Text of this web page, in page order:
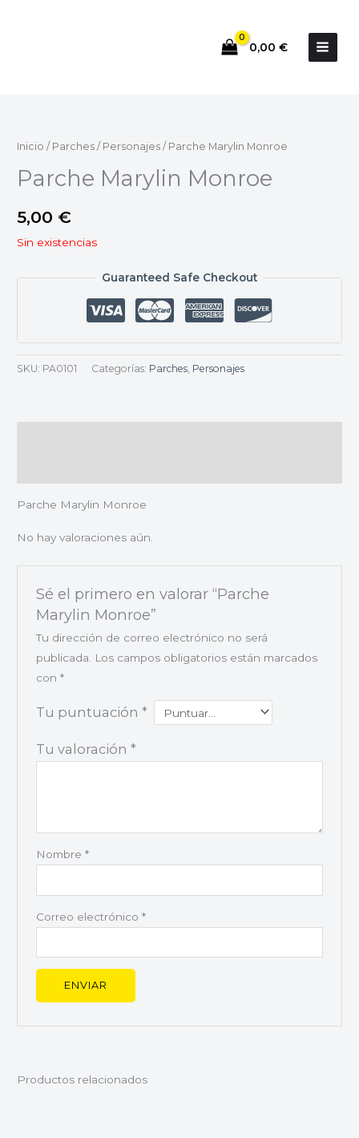
0,00 €
Inicio / Parches / Personajes / Parche Marylin Monroe
Parche Marylin Monroe
5,00 €
Sin existencias
Guaranteed Safe Checkout
SKU: PA0101 Categorías: Parches, Personajes
Parche Marylin Monroe
No hay valoraciones aún.
Sé el primero en valorar “Parche
Marylin Monroe”
Tu dirección de correo electrónico no será
publicada.
Los campos obligatorios están marcados
con *
Tu puntuación *
Tu valoración *
Nombre *
Correo electrónico *
Productos relacionados